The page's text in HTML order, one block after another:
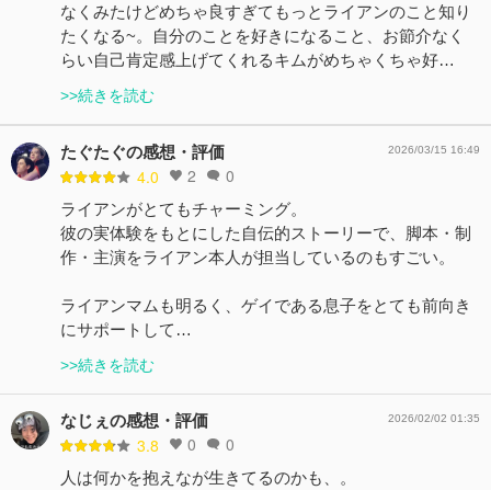
なくみたけどめちゃ良すぎてもっとライアンのこと知り
たくなる~。自分のことを好きになること、お節介なく
らい自己肯定感上げてくれるキムがめちゃくちゃ好…
>>続きを読む
たぐたぐの感想・評価
4.0 2 0
2026/03/15 16:49
ライアンがとてもチャーミング。
彼の実体験をもとにした自伝的ストーリーで、脚本・制
作・主演をライアン本人が担当しているのもすごい。
ライアンマムも明るく、ゲイである息子をとても前向き
にサポートして…
>>続きを読む
なじぇの感想・評価
3.8 0 0
2026/02/02 01:35
人は何かを抱えなが生きてるのかも、。